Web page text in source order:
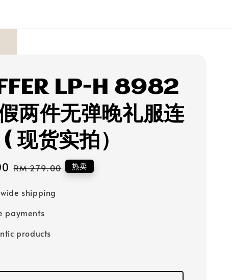
LP-H 8982
两件无弹晚礼服连
现货实拍）
Regular
RM 279.00 热卖
shipping
payments
products